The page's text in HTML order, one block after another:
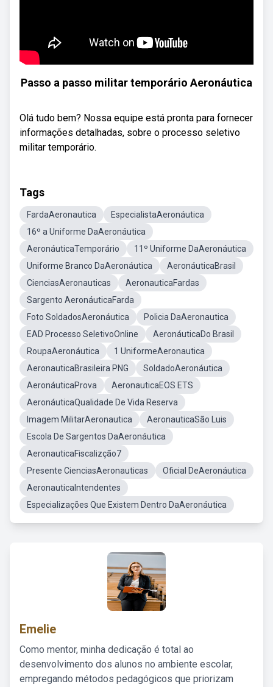
Passo a passo militar temporário Aeronáutica
Olá tudo bem? Nossa equipe está pronta para fornecer
informações detalhadas, sobre o processo seletivo
militar temporário.
Tags
FardaAeronautica
EspecialistaAeronáutica
16º a Uniforme DaAeronáutica
AeronáuticaTemporário
11º Uniforme DaAeronáutica
Uniforme Branco DaAeronáutica
AeronáuticaBrasil
CienciasAeronauticas
AeronauticaFardas
Sargento AeronáuticaFarda
Foto SoldadosAeronáutica
Policia DaAeronautica
EAD Processo SeletivoOnline
AeronáuticaDo Brasil
RoupaAeronáutica
1 UniformeAeronautica
AeronauticaBrasileira PNG
SoldadoAeronáutica
AeronáuticaProva
AeronauticaEOS ETS
AeronáuticaQualidade De Vida Reserva
Imagem MilitarAeronautica
AeronauticaSão Luis
Escola De Sargentos DaAeronáutica
AeronauticaFiscalizção7
Presente CienciasAeronauticas
Oficial DeAeronáutica
AeronauticaIntendentes
Especializações Que Existem Dentro DaAeronáutica
Emelie
Como mentor, minha dedicação é total ao
desenvolvimento dos alunos no ambiente escolar,
empregando métodos pedagógicos que priorizam